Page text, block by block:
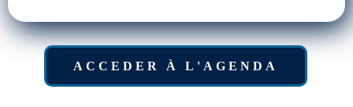
ACCEDER À L'AGENDA